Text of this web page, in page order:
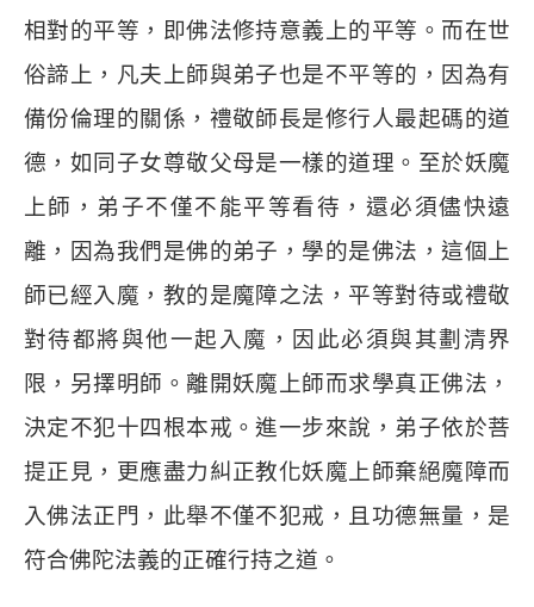
相對的平等，即佛法修持意義上的平等。而在世
俗諦上，凡夫上師與弟子也是不平等的，因為有
備份倫理的關係，禮敬師長是修行人最起碼的道
德，如同子女尊敬父母是一樣的道理。至於妖魔
上師，弟子不僅不能平等看待，還必須儘快遠
離，因為我們是佛的弟子，學的是佛法，這個上
師已經入魔，教的是魔障之法，平等對待或禮敬
對待都將與他一起入魔，因此必須與其劃清界
限，另擇明師。離開妖魔上師而求學真正佛法，
決定不犯十四根本戒。進一步來說，弟子依於菩
提正見，更應盡力糾正教化妖魔上師棄絕魔障而
入佛法正門，此舉不僅不犯戒，且功德無量，是
符合佛陀法義的正確行持之道。